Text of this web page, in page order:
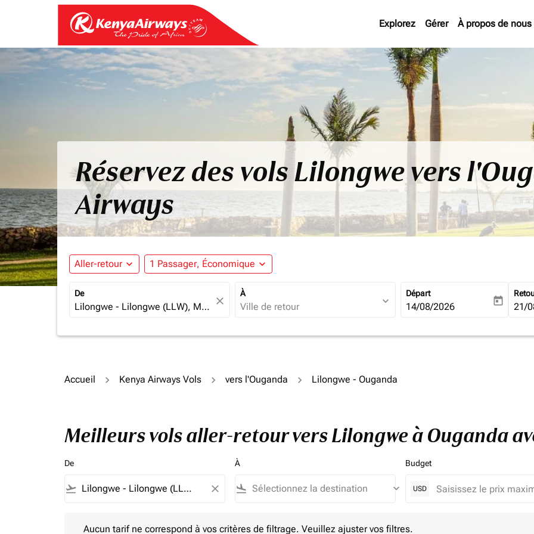
Explorez Gérer À propos de nous
Réservez des vols Lilongwe vers
Airways
Aller-retour expand_more 1 Passager, Économique expand_more
De
close
À
expand_more
Départ
fc-booking-departure-date-
14/08/2026 today fc-
21/
Accueil Kenya Airways Vols vers l'Ouganda Lilongwe - Ouganda
Meilleurs vols aller-retour vers Lilongwe à Ouganda
De
flight_takeoff close
À
flight_land keyboard_arrow_down
Budget
USD
Aucun tarif ne correspond à vos critères de filtrage. Veuillez ajuster vos filtres.